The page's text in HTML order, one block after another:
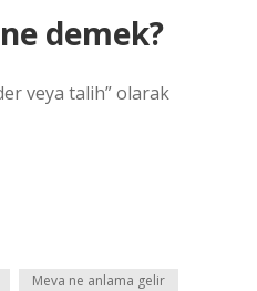
demek?
veya talih” olarak
Meva ne anlama gelir